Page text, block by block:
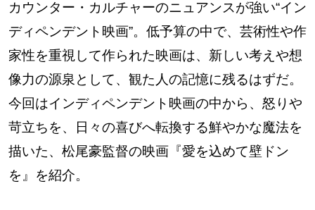
カウンター・カルチャーのニュアンスが強い“イン
ディペンデント映画”。低予算の中で、芸術性や作
家性を重視して作られた映画は、新しい考えや想
像力の源泉として、観た人の記憶に残るはずだ。
今回はインディペンデント映画の中から、怒りや
苛立ちを、日々の喜びへ転換する鮮やかな魔法を
描いた、松尾豪監督の映画『愛を込めて壁ドン
を』を紹介。